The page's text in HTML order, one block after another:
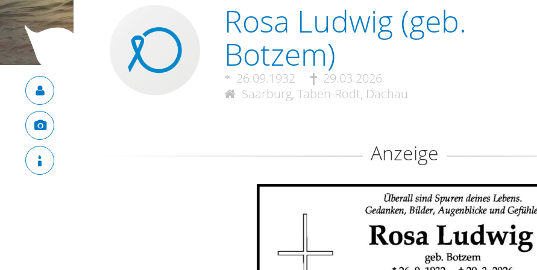
Rosa Ludwig (geb.
Botzem)
26.09.1932
29.03.2026
Saarburg, Taben-Rodt, Dachau
Anzeige